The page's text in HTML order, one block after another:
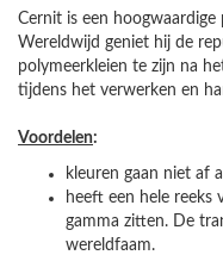
Cernit is een hoogwaardige
Wereldwijd geniet hij de
polymeerkleien te zijn na
tijdens het verwerken en
Voordelen:
kleuren gaan niet af
heeft een hele reeks
gamma zitten. De
wereldfaam.